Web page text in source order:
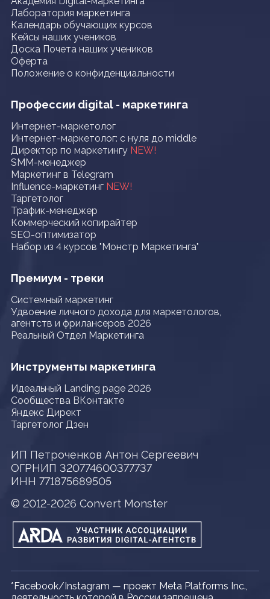
Лаборатория маркетинга
Календарь обучающих курсов
Кейсы наших учеников
Доска Почета наших учеников
Оферта
Положение о конфиденциальности
Профессии digital - маркетинга
Интернет-маркетолог
Интернет-маркетолог: с нуля до middle
Директор по маркетингу NEW!
SMM-менеджер
Маркетинг в Telegram
Influence-маркетинг NEW!
Таргетолог
Трафик-менеджер
Коммерческий копирайтер
SEO-оптимизатор
Набор из 4 курсов "Монстр Маркетинга"
Премиум - треки
Системный маркетинг
Удвоение личного дохода для маркетологов,
агентств и фрилансеров 2026
Реальный Отдел Маркетинга
Инструменты маркетинга
Идеальный Landing page 2026
Сообщества ВКонтакте
Яндекс Директ
Таргетолог Дзен
ИП Петроченков Антон Сергеевич
ОГРНИП 320774600377737
ИНН 771875689505
© 2012-2026 Convert Monster
*Facebook/Instagram — проект Meta Platforms Inc.,